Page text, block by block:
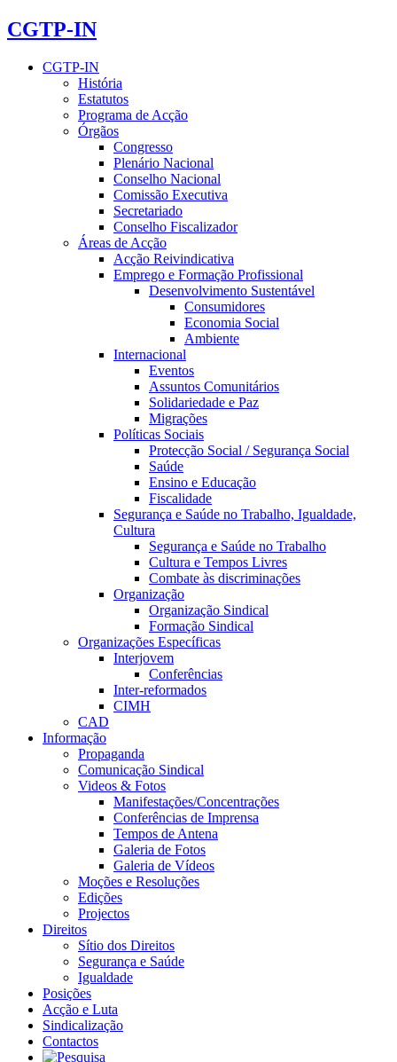
CGTP-IN
CGTP-IN
História
Estatutos
Programa de Acção
Órgãos
Congresso
Plenário Nacional
Conselho Nacional
Comissão Executiva
Secretariado
Conselho Fiscalizador
Áreas de Acção
Acção Reivindicativa
Emprego e Formação Profissional
Desenvolvimento Sustentável
Consumidores
Economia Social
Ambiente
Internacional
Eventos
Assuntos Comunitários
Solidariedade e Paz
Migrações
Políticas Sociais
Protecção Social / Segurança Social
Saúde
Ensino e Educação
Fiscalidade
Segurança e Saúde no Trabalho, Igualdade,
Cultura
Segurança e Saúde no Trabalho
Cultura e Tempos Livres
Combate às discriminações
Organização
Organização Sindical
Formação Sindical
Organizações Específicas
Interjovem
Conferências
Inter-reformados
CIMH
CAD
Informação
Propaganda
Comunicação Sindical
Videos & Fotos
Manifestações/Concentrações
Conferências de Imprensa
Tempos de Antena
Galeria de Fotos
Galeria de Vídeos
Moções e Resoluções
Edições
Projectos
Direitos
Sítio dos Direitos
Segurança e Saúde
Igualdade
Posições
Acção e Luta
Sindicalização
Contactos